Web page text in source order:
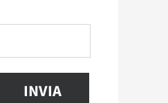
INVIA